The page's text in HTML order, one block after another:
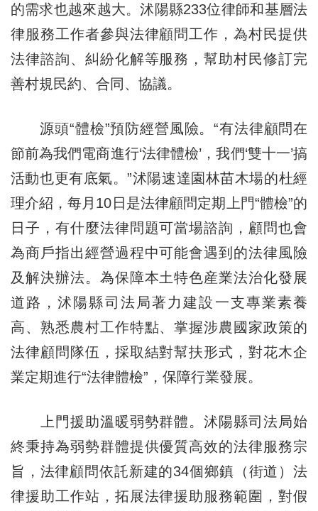
的需求也越來越大。沭陽縣233位律師和基層法
律服務工作者參與法律顧問工作，為村民提供
法律諮詢、糾紛化解等服務，幫助村民修訂完
善村規民約、合同、協議。
源頭“體檢”預防經營風險。“有法律顧問在
節前為我們電商進行‘法律體檢’，我們‘雙十一’搞
活動也更有底氣。”沭陽速達園林苗木場的杜經
理介紹，每月10日是法律顧問定期上門“體檢”的
日子，有什麼法律問題可當場諮詢，顧問也會
為商戶指出經營過程中可能會遇到的法律風險
及解決辦法。為保障本土特色産業法治化發展
道路，沭陽縣司法局著力建設一支專業素養
高、熟悉農村工作特點、掌握涉農國家政策的
法律顧問隊伍，採取結對幫扶形式，對花木企
業定期進行“法律體檢”，保障行業發展。
上門援助溫暖弱勢群體。沭陽縣司法局始
終秉持為弱勢群體提供優質高效的法律服務宗
旨，法律顧問依託新建的34個鄉鎮（街道）法
律援助工作站，拓展法律援助服務範圍，對假